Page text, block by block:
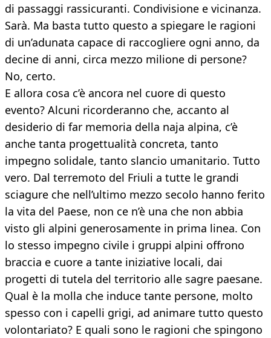
di passaggi rassicuranti. Condivisione e vicinanza.
Sarà. Ma basta tutto questo a spiegare le ragioni
di un’adunata capace di raccogliere ogni anno, da
decine di anni, circa mezzo milione di persone?
No, certo.
E allora cosa c’è ancora nel cuore di questo
evento? Alcuni ricorderanno che, accanto al
desiderio di far memoria della naja alpina, c’è
anche tanta progettualità concreta, tanto
impegno solidale, tanto slancio umanitario. Tutto
vero. Dal terremoto del Friuli a tutte le grandi
sciagure che nell’ultimo mezzo secolo hanno ferito
la vita del Paese, non ce n’è una che non abbia
visto gli alpini generosamente in prima linea. Con
lo stesso impegno civile i gruppi alpini offrono
braccia e cuore a tante iniziative locali, dai
progetti di tutela del territorio alle sagre paesane.
Qual è la molla che induce tante persone, molto
spesso con i capelli grigi, ad animare tutto questo
volontariato? E quali sono le ragioni che spingono